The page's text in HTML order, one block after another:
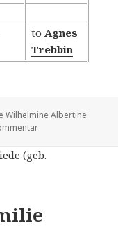
to Agnes
Trebbin
Wilhelmine Albertine
zu Auguste